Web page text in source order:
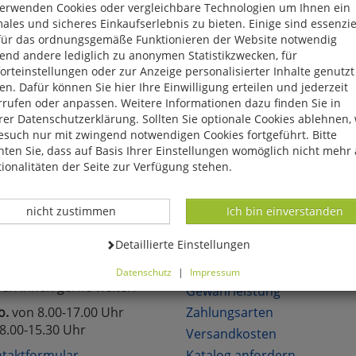
das Produkt oder die Kategorie, die Sie versucht haben zu
uns, wenn Sie sich in unserem Onlineshop mit unseren
neue Angebote Über 6.000 lieferbare
Fragen?
Ihnen gerne weiter.
von 8.00-17.00 Uhr
15.30 Uhr
KUNDENSERVICE
Über uns
Gewährleistung
Zahlungsarten
Versandkosten
Cookies oder vergleichbare Technologien um Ihnen ein
und sicheres Einkaufserlebnis zu bieten. Einige sind
das ordnungsgemäße Funktionieren der Website notwendig
andere lediglich zu anonymen Statistikzwecken, für
oder zur Anzeige personalisierter Inhalte genutzt
Dafür können Sie hier Ihre Einwilligung erteilen und jederzeit
oder anpassen. Weitere Informationen dazu finden Sie in
Datenschutzerklärung. Sollten Sie optionale Cookies ablehnen,
nur mit zwingend notwendigen Cookies fortgeführt. Bitte
Sie, dass auf Basis Ihrer Einstellungen womöglich nicht mehr
der Seite zur Verfügung stehen.
Datenverarbeitung -
Ich bin einverstanden
Datenverarbeitung -
nicht zustimmen
Datenverarbeitung -
Detaillierte Einstellungen
Datenschutz | Impressum
ablehnen, wird Ihr Besuch nur mit zwingend notwendigen
Bitte beachten Sie, dass auf Basis Ihrer Einstellungen
alle Funktionalitäten der Seite zur Verfügung stehen.
können Sie die Einstellungen jederzeit widerrufen